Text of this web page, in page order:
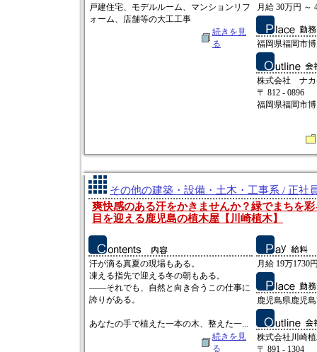
戸建住宅、モデルルーム、マンションリフ
ォーム、店舗等の大工工事
続きを見
る
月給 30万円 ～
福岡県福岡市
株式会社 ナカ
〒 812 - 0896
福岡県福岡市
その他の建築・設備・土木・工事系 / 正社
爽快感のある汗をかきませんか？緑でまちを
目を迎える鹿児島の植木屋【川崎植木】
汗が滴る真夏の現場もある。
凍える指先で迎える冬の朝もある。
――それでも、自然と向き合うこの仕事に
誇りがある。
あなたの手で植えた一本の木、整えた一...
続きを見
る
月給 19万1730
鹿児島県鹿児
株式会社川崎
〒 891 - 1304